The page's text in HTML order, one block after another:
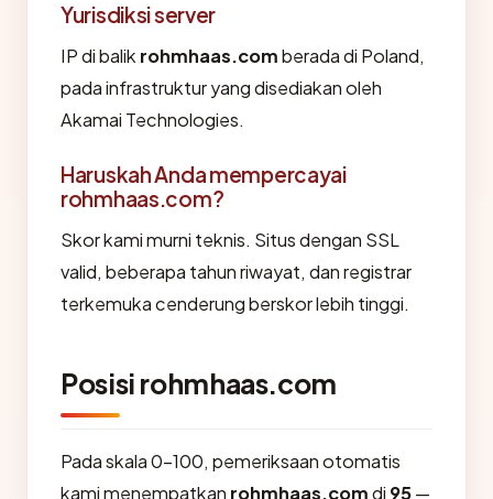
Yurisdiksi server
IP di balik rohmhaas.comberada di Poland,
pada infrastruktur yang disediakan oleh
Akamai Technologies.
Haruskah Anda mempercayai
rohmhaas.com?
Skor kami murni teknis. Situs dengan SSL
valid, beberapa tahun riwayat, dan registrar
terkemuka cenderung berskor lebih tinggi.
Posisi rohmhaas.com
Pada skala 0-100, pemeriksaan otomatis
kami menempatkan rohmhaas.comdi 95—